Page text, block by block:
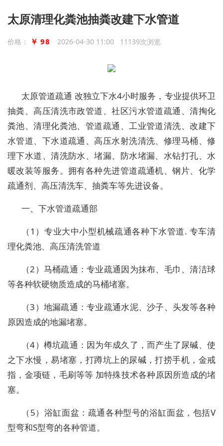
太原清理化粪池抽粪改建下水管道
价格： ￥ 98 2026-04-30 11:00 11139次浏览
太原管道疏通 改独立下水4小时服务，专业提供环卫
抽粪、高压清洗市政管道、社区污水管道疏通、清掏化
粪池、清理化粪池、管道疏通、工业管道清洗、改建下
水管道、下水道疏通、高压水射洗清洗、修理马桶、修
理下水道、清洗防水、堵漏、防水堵漏、水钻打孔、水
暖改装等服务。拥有各种先进管道疏通机、钢片、化学
疏通剂、高压清洗车、抽粪车等先进设备。
一、下水管道疏通部
（1）专业大中小型机械疏通各种下水管道. 专车清
理化粪池、高压清洗管道
（2）马桶疏通：专业疏通因为抹布、毛巾、清洁球
等各种软硬物质造成的马桶堵塞。
（3）地漏疏通：专业疏通水泥、沙子、头发等各种
原因造成的地漏堵塞。
（4）樽坑疏通：因为年成久了，而产生了尿碱、使
之下水慢，易堵塞，打蹲坑上的尿碱，打捞手机，金戒
指，金项链，毛刷等等 加特殊技术各种原因所造成的堵
塞。
（5）浴缸面盆：疏通各种型号的浴缸面盆，包括V
型弯和S型弯的各种管道。